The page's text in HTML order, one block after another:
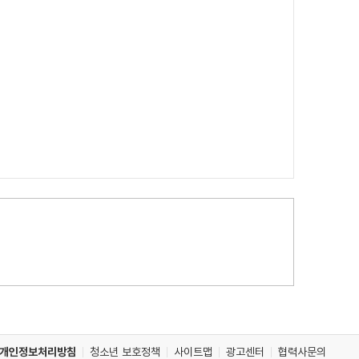
개인정보처리방침 청소년 보호정책 사이트맵 광고센터 협력사문의